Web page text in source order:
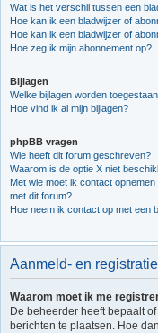
Wat is het verschil tussen een
Hoe kan ik een bladwijzer of
Hoe kan ik een bladwijzer of
Hoe zeg ik mijn abonnement op?
Bijlagen
Welke bijlagen worden
Hoe vind ik al mijn bijlagen?
phpBB vragen
Wie heeft dit forum geschreven?
Waarom is de optie X niet
Met wie moet ik contact
met dit forum?
Hoe neem ik contact op met een
Aanmeld- en
Waarom moet ik me
De beheerder heeft bepaalt
berichten te plaatsen. Hoe